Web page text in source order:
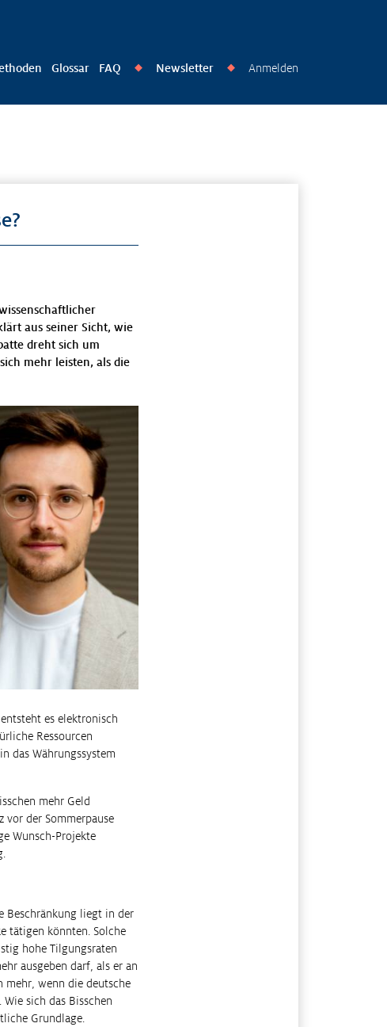
Glossar FAQ ◆ Newsletter ◆ Anmelden
aus seiner Sicht, wie
dreht sich um
mehr leisten, als die
es elektronisch
Ressourcen
das Währungssystem
mehr Geld
vor der Sommerpause
Wunsch-Projekte
Beschränkung liegt in der
tätigen könnten. Solche
hohe Tilgungsraten
ausgeben darf, als er an
mehr, wenn die deutsche
sich das Bisschen
Grundlage.